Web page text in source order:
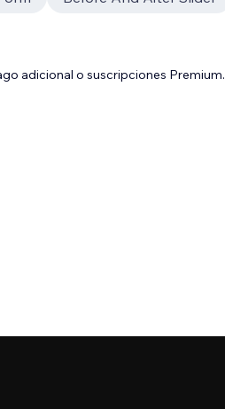
adicional o suscripciones Premium.